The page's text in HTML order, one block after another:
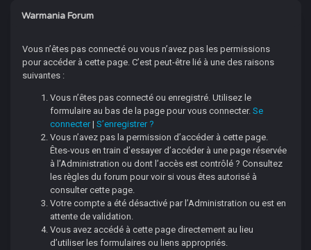
Warmania Forum
Vous n’êtes pas connecté ou vous n’avez pas les permissions
pour accéder à cette page. C’est peut-être lié à une des raisons
suivantes :
Vous n’êtes pas connecté ou enregistré. Utilisez le
formulaire au bas de la page pour vous connecter.Se
connecter|S’enregistrer ?
Vous n’avez pas la permission d’accéder à cette page.
Êtes-vous en train d’essayer d’accéder à une page réservée
à l’Administration ou dont l’accès est contrôlé ? Consultez
les règles du forum pour voir si vous êtes autorisé à
consulter cette page.
Votre compte a été désactivé par l’Administration ou est en
attente de validation.
Vous avez accédé à cette page directement au lieu
d’utiliser les formulaires ou liens appropriés.